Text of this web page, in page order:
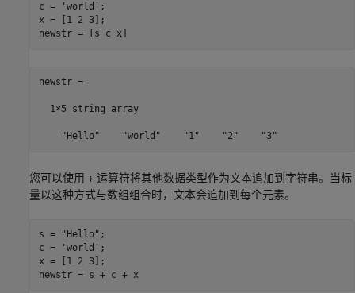
c =
'world' ;
x = [1 2 3];
newstr = [s c x]
newstr =
  1×5 string array
    "Hello"    "world"    "1"    "2"    "3"
您可以使用 + 运算符将其他数据类型作为文本追加到字符串。当标
量以这种方式与数组组合时，文本会追加到每个元素。
s = "Hello" ;
c =
'world' ;
x = [1 2 3];
newstr = s + c + x